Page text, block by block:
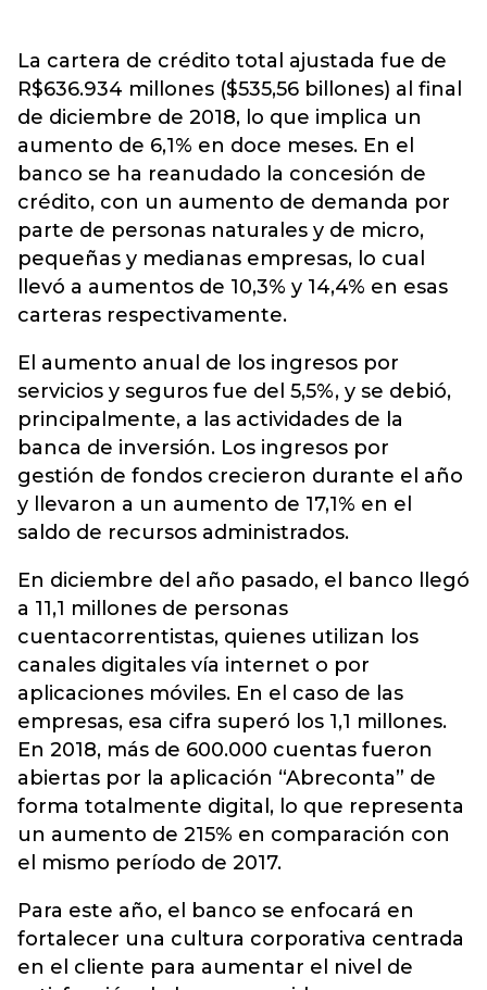
La cartera de crédito total ajustada fue de
R$636.934 millones ($535,56 billones) al final
de diciembre de 2018, lo que implica un
aumento de 6,1% en doce meses. En el
banco se ha reanudado la concesión de
crédito, con un aumento de demanda por
parte de personas naturales y de micro,
pequeñas y medianas empresas, lo cual
llevó a aumentos de 10,3% y 14,4% en esas
carteras respectivamente.
El aumento anual de los ingresos por
servicios y seguros fue del 5,5%, y se debió,
principalmente, a las actividades de la
banca de inversión. Los ingresos por
gestión de fondos crecieron durante el año
y llevaron a un aumento de 17,1% en el
saldo de recursos administrados.
En diciembre del año pasado, el banco llegó
a 11,1 millones de personas
cuentacorrentistas, quienes utilizan los
canales digitales vía internet o por
aplicaciones móviles. En el caso de las
empresas, esa cifra superó los 1,1 millones.
En 2018, más de 600.000 cuentas fueron
abiertas por la aplicación “Abreconta” de
forma totalmente digital, lo que representa
un aumento de 215% en comparación con
el mismo período de 2017.
Para este año, el banco se enfocará en
fortalecer una cultura corporativa centrada
en el cliente para aumentar el nivel de